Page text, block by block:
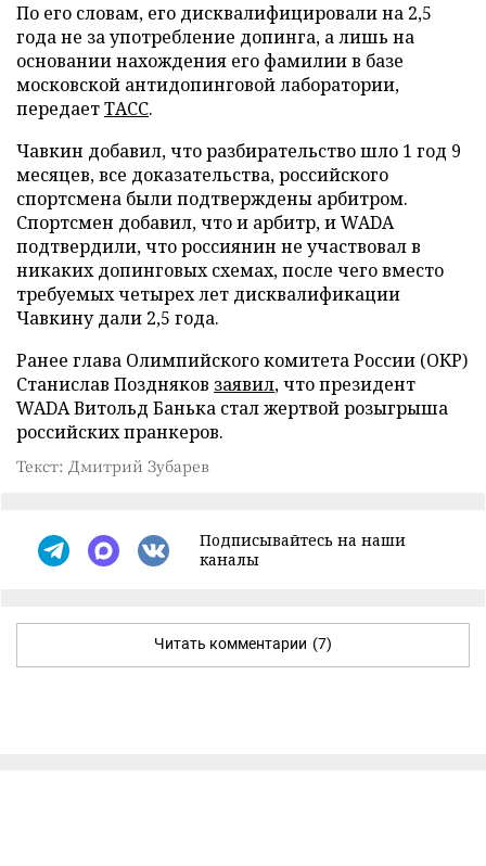
По его словам, его дисквалифицировали на 2,5
года не за употребление допинга, а лишь на
основании нахождения его фамилии в базе
московской антидопинговой лаборатории,
передаетТАСС.
Чавкин добавил, что разбирательство шло 1 год 9
месяцев, все доказательства, российского
спортсмена были подтверждены арбитром.
Спортсмен добавил, что и арбитр, и WADA
подтвердили, что россиянин не участвовал в
никаких допинговых схемах, после чего вместо
требуемых четырех лет дисквалификации
Чавкину дали 2,5 года.
Ранее глава Олимпийского комитета России (ОКР)
Станислав Поздняков заявил, что президент
WADA Витольд Банька стал жертвой розыгрыша
российских пранкеров.
Текст: Дмитрий Зубарев
Подписывайтесь на наши
каналы
Читать комментарии (7)